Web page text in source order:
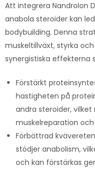
Att integrera Nandrolon
anabola steroider kan
bodybuilding. Denna
muskeltillväxt, styrka
synergistiska effekterna
Förstärkt
hastigheten på
andra steroider,
muskelreparation
Förbättrad
stödjer anabolism,
och kan förstärkas